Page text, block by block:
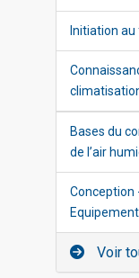
Initiation
Bases du
de l’air
Conception
Voir